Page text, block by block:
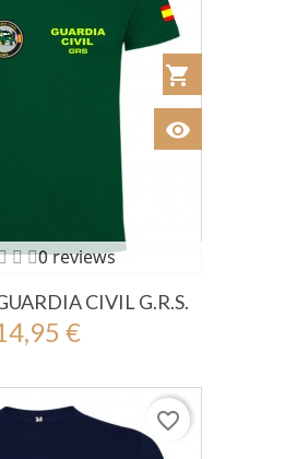
0 reviews
CIVIL G.R.S.
€
shopping_cart
visibility
favorite_border